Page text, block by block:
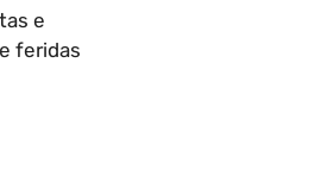
e
feridas